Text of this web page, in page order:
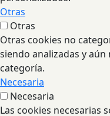
Otras
Otras
Otras cookies no
siendo analizadas y
categoría.
Necesaria
Necesaria
Las cookies necesarias